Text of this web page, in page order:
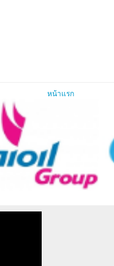
หน้าแรก